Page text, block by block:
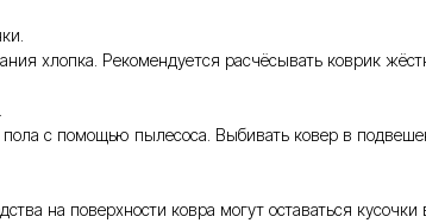
хлопка. Рекомендуется расчёсывать коврик
с помощью пылесоса. Выбивать ковер в
на поверхности ковра могут оставаться